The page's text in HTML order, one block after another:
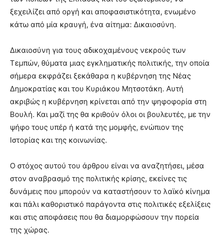
ξεχειλίζει από οργή και αποφασιστικότητα, ενωμένο
κάτω από μία κραυγή, ένα αίτημα: Δικαιοσύνη.
Δικαιοσύνη για τους αδικοχαμένους νεκρούς των
Τεμπών, θύματα μιας εγκληματικής πολιτικής, την οποία
σήμερα εκφράζει ξεκάθαρα η κυβέρνηση της Νέας
Δημοκρατίας και του Κυριάκου Μητσοτάκη. Αυτή
ακριβώς η κυβέρνηση κρίνεται από την ψηφοφορία στη
Βουλή. Και μαζί της θα κριθούν όλοι οι βουλευτές, με την
ψήφο τους υπέρ ή κατά της μομφής, ενώπιον της
Ιστορίας και της κοινωνίας.
Ο στόχος αυτού του άρθρου είναι να αναζητήσει, μέσα
στον αναβρασμό της πολιτικής κρίσης, εκείνες τις
δυνάμεις που μπορούν να καταστήσουν το λαϊκό κίνημα
και πάλι καθοριστικό παράγοντα στις πολιτικές εξελίξεις
και στις αποφάσεις που θα διαμορφώσουν την πορεία
της χώρας.